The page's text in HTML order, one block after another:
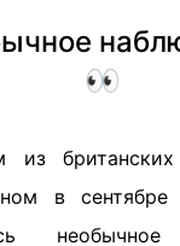
👀
из британских
в сентябре
необычное